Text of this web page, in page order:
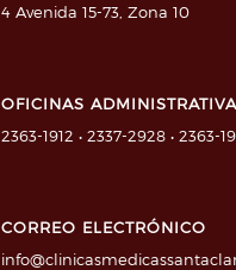
4 Avenida 15-73, Zona 10
OFICINAS
2363-1912 • 2337-2928 • 2363-
CORREO ELECTRÓNICO